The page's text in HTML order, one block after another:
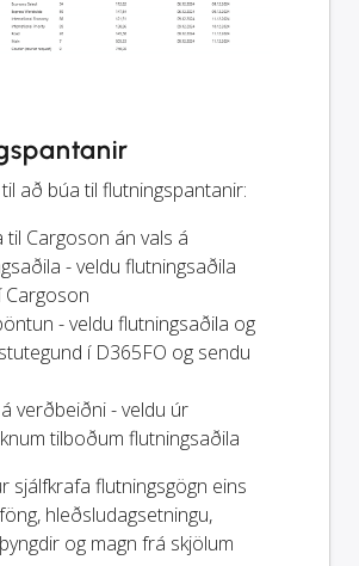
að búa til flutningspantanir:
til Cargoson án vals á
- veldu flutningsaðila
Cargoson
- veldu flutningsaðila og
í D365FO og sendu
verðbeiðni - veldu úr
tilboðum flutningsaðila
sjálfkrafa flutningsgögn eins
hleðsludagsetningu,
og magn frá skjölum